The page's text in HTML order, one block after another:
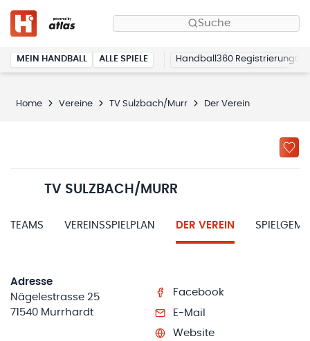
Suche
MEIN HANDBALL ALLE SPIELE Handball360 Registrierung
Home Vereine TV Sulzbach/Murr Der Verein
TV SULZBACH/MURR
TEAMS VEREINSSPIELPLAN DER VEREIN
Adresse
Nägelestrasse 25
71540 Murrhardt
Facebook
E-Mail
Website